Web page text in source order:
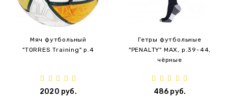
Мяч футбольный
"TORRES Training" р.4
2020 руб.
Гетры футбольные
"PENALTY" MAX, р.39-44,
чёрные
486 руб.